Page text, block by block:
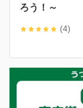
ろう！～
(4)